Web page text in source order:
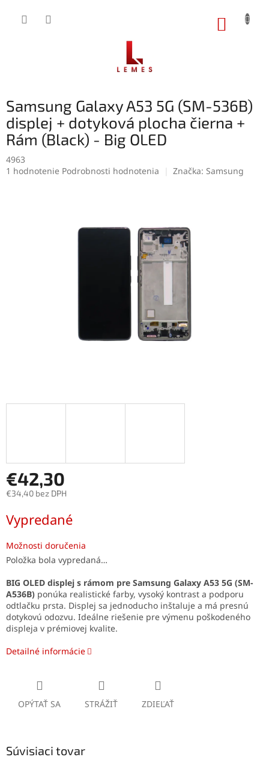
Samsung Galaxy A53 5G (SM-536B)
displej + dotyková plocha čierna +
Rám (Black) - Big OLED
4963
Priemerné
1 hodnotenie Podrobnosti hodnotenia Značka: Samsung
€42,30
€34,40 bez DPH
cena:
Vypredané
Možnosti doručenia
Položka bola vypredaná…
BIG OLED displej s rámom pre Samsung Galaxy A53 5G (SM-
A536B) ponúka realistické farby, vysoký kontrast a podporu
odtlačku prsta. Displej sa jednoducho inštaluje a má presnú
dotykovú odozvu. Ideálne riešenie pre výmenu poškodeného
displeja v prémiovej kvalite.
Detailné informácie
OPÝTAŤ SA STRÁŽIŤ ZDIEĽAŤ
Súvisiaci tovar